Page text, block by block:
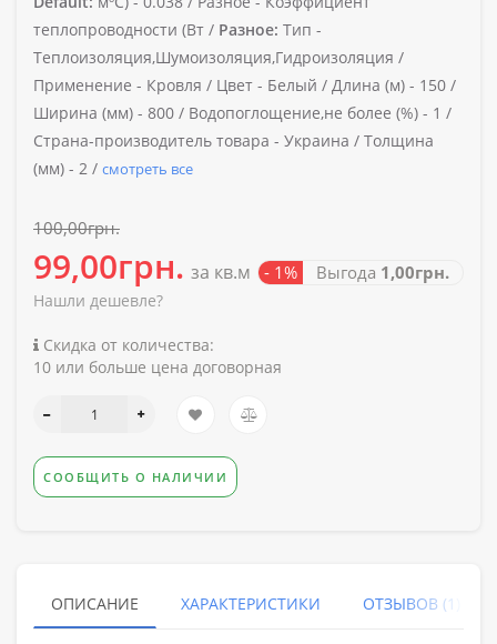
теплопроводности (Вт / Разное: Тип -
Теплоизоляция,Шумоизоляция,Гидроизоляция /
Применение - Кровля / Цвет - Белый / Длина (м) - 150 /
Ширина (мм) - 800 / Водопоглощение,не более (%) - 1 /
Страна-производитель товара - Украина / Толщина
(мм) - 2 / смотреть все
100,00грн.
99,00грн. за кв.м - 1% Выгода 1,00грн.
Нашли дешевле?
Скидка от количества:
10 или больше цена договорная
СООБЩИТЬ О НАЛИЧИИ
ОПИСАНИЕ ХАРАКТЕРИСТИКИ ОТЗЫВОВ (1)